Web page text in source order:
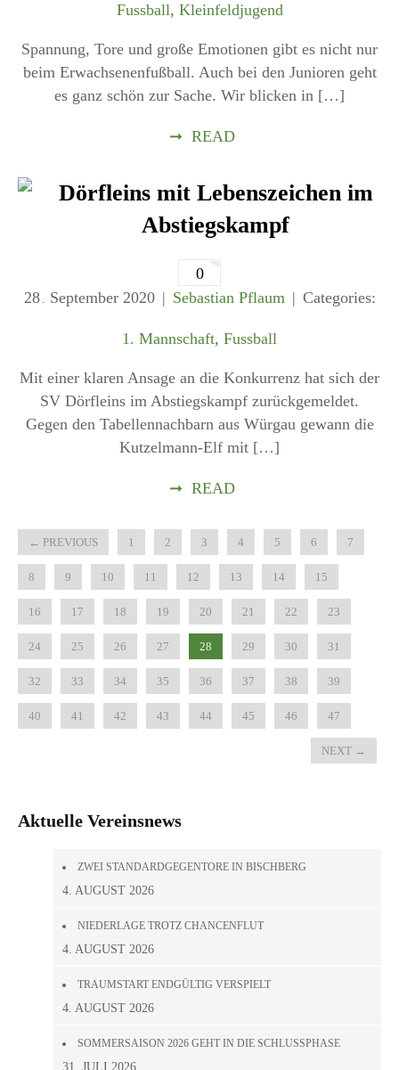
Fussball, Kleinfeldjugend
Spannung, Tore und große Emotionen gibt es nicht nur
beim Erwachsenenfußball. Auch bei den Junioren geht
es ganz schön zur Sache. Wir blicken in […]
➞ READ
Dörfleins mit Lebenszeichen im
Abstiegskampf
0
28 . September 2020 Sebastian Pflaum Categories:
1. Mannschaft, Fussball
Mit einer klaren Ansage an die Konkurrenz hat sich der
SV Dörfleins im Abstiegskampf zurückgemeldet.
Gegen den Tabellennachbarn aus Würgau gewann die
Kutzelmann-Elf mit […]
➞ READ
← PREVIOUS 1 2 3 4 5 6 7
8 9 10 11 12 13 14 15
16 17 18 19 20 21 22 23
24 25 26 27 28 29 30 31
32 33 34 35 36 37 38 39
40 41 42 43 44 45 46 47
NEXT →
Aktuelle Vereinsnews
ZWEI STANDARDGEGENTORE IN BISCHBERG
4. AUGUST 2026
NIEDERLAGE TROTZ CHANCENFLUT
4. AUGUST 2026
TRAUMSTART ENDGÜLTIG VERSPIELT
4. AUGUST 2026
SOMMERSAISON 2026 GEHT IN DIE SCHLUSSPHASE
31. JULI 2026